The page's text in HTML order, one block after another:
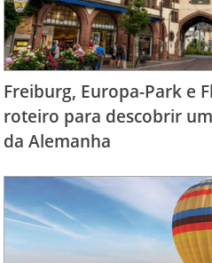
Freiburg, Europa-Park e
roteiro para descobrir
da Alemanha